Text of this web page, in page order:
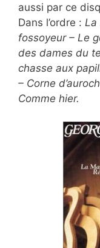
aussi par ce
Dans l’ordre : La
fossoyeur – Le
des dames du
chasse aux
– Corne
Comme hier.